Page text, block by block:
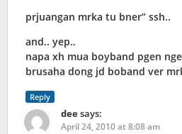
prjuangan mrka tu bner” ssh..
and.. yep..
napa xh mua boyband pgen
brusaha dong jd boband ver
Reply
deesays:
April 24, 2010 at 8:08 am